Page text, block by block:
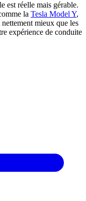
est réelle mais gérable.
la Tesla Model Y,
mieux que les
expérience de conduite